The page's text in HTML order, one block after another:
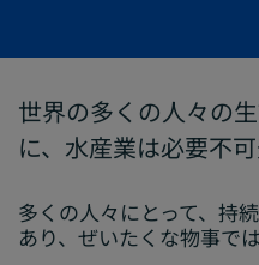
世界の多くの人々の
に、水産業は必要不可
多くの人々にとって、持
あり、ぜいたくな物事で